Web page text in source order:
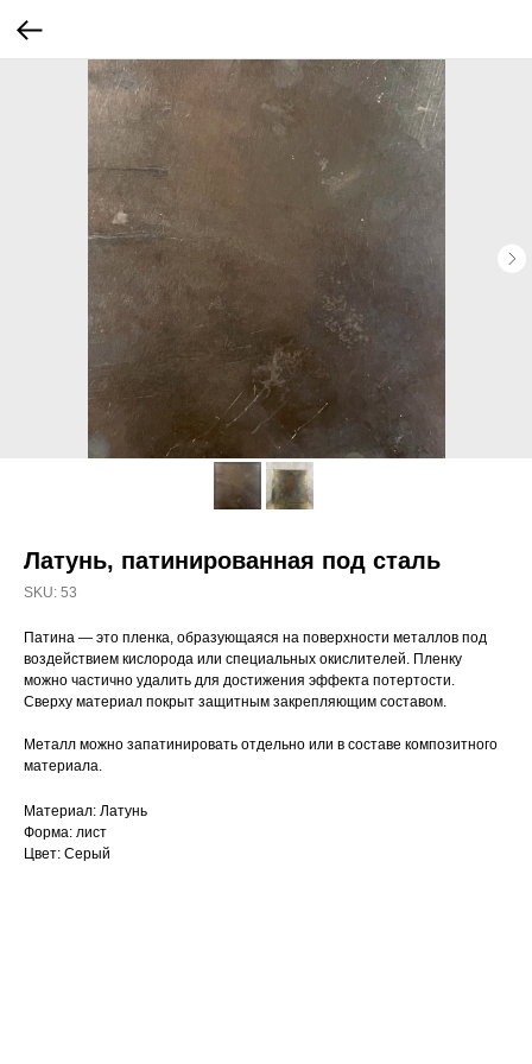
Латунь, патинированная под сталь
SKU: 53
Патина — это пленка, образующаяся на поверхности металлов под
воздействием кислорода или специальных окислителей. Пленку
можно частично удалить для достижения эффекта потертости.
Сверху материал покрыт защитным закрепляющим составом.
Металл можно запатинировать отдельно или в составе композитного
материала.
Материал: Латунь
Форма: лист
Цвет: Серый